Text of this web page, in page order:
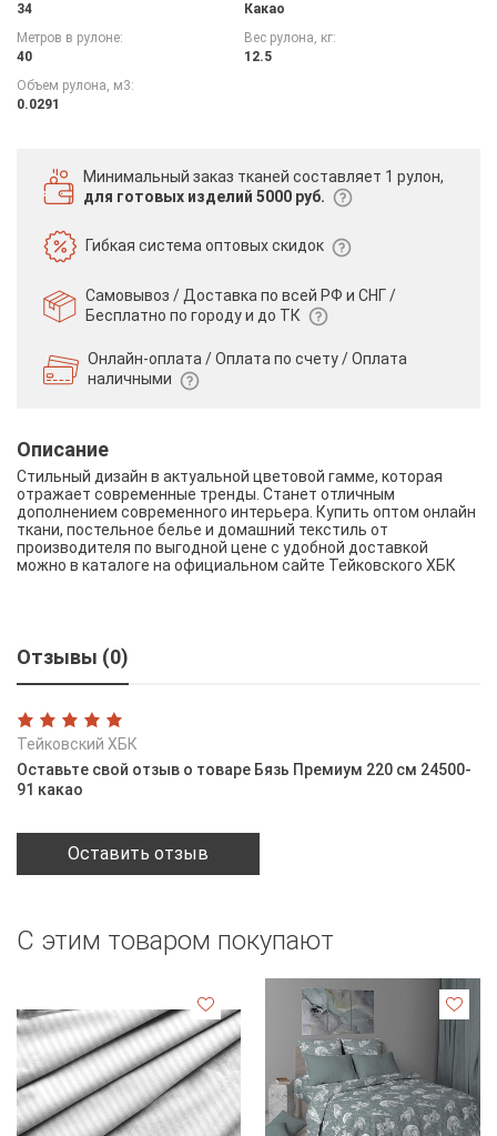
34
Какао
Метров в рулоне:
40
Вес рулона, кг:
12.5
Объем рулона, м3:
0.0291
Минимальный заказ тканей составляет 1 рулон,
для готовых изделий 5000 руб.
Гибкая системаоптовых скидок
Самовывоз / Доставка по всей РФ и СНГ /
Бесплатно по городу и до ТК
Онлайн-оплата / Оплата по счету /Оплата
наличными
Описание
Стильный дизайн в актуальной цветовой гамме, которая
отражает современные тренды. Станет отличным
дополнением современного интерьера. Купить оптом онлайн
ткани, постельное белье и домашний текстиль от
производителя по выгодной цене с удобной доставкой
можно в каталоге на официальном сайте Тейковского ХБК
Отзывы (0)
Тейковский ХБК
Оставьте свой отзыв о товаре Бязь Премиум 220 см 24500-
91 какао
Оставить отзыв
С этим товаром покупают